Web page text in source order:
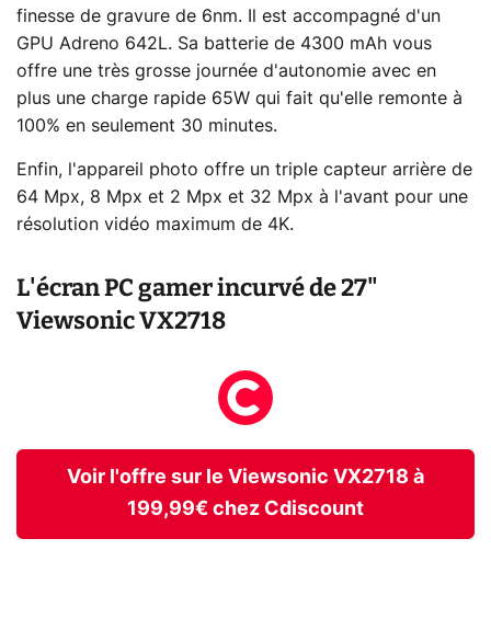
finesse de gravure de 6nm. Il est accompagné d'un
GPU Adreno 642L. Sa batterie de 4300 mAh vous
offre une très grosse journée d'autonomie avec en
plus une charge rapide 65W qui fait qu'elle remonte à
100% en seulement 30 minutes.
Enfin, l'appareil photo offre un triple capteur arrière de
64 Mpx, 8 Mpx et 2 Mpx et 32 Mpx à l'avant pour une
résolution vidéo maximum de 4K.
L'écran PC gamer incurvé de 27"
Viewsonic VX2718
Voir l'offre sur le Viewsonic VX2718 à
199,99€ chez Cdiscount